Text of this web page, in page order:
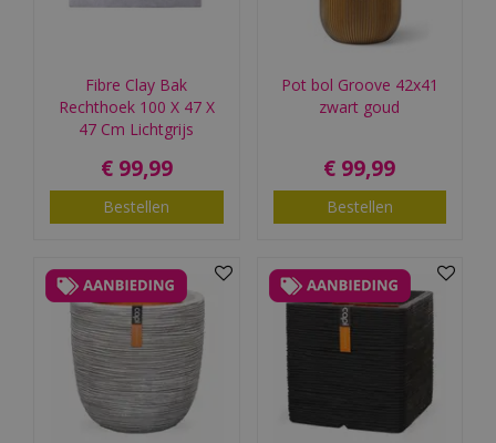
Fibre Clay Bak
Rechthoek 100 X 47 X
47 Cm Lichtgrijs
€ 99,99
Bestellen
Pot bol Groove 42x41
zwart goud
€ 99,99
Bestellen